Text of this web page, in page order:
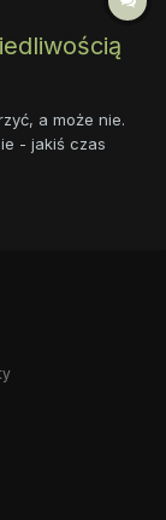
a może nie.
- jakiś czas
do ich dzieł.
ró...